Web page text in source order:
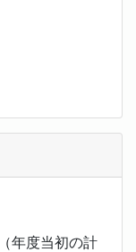
（年度当初の計